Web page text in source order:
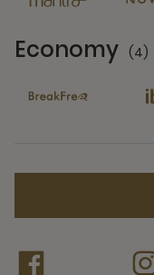
Economy (4)